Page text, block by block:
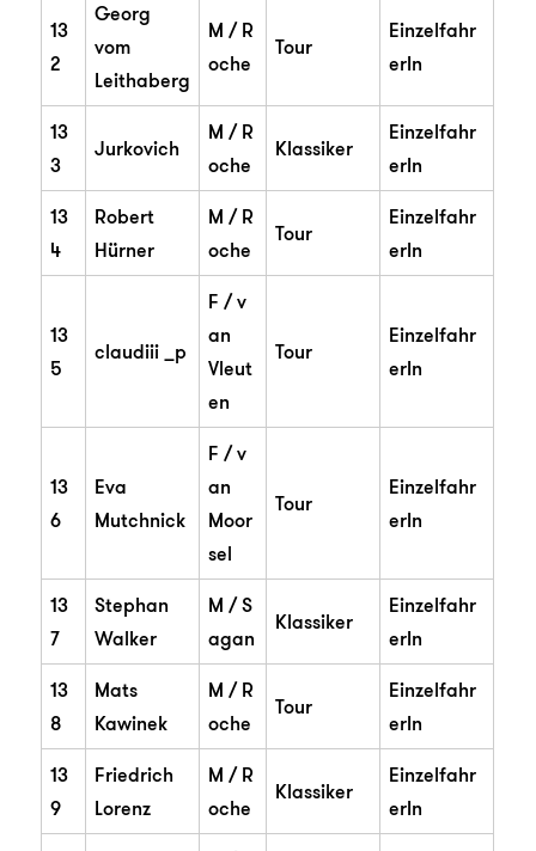
13
2
Georg
vom
Leithaberg
M / R
oche
Tour
Einzelfahr
erIn
13
3
Jurkovich
M / R
oche
Klassiker
Einzelfahr
erIn
13
4
Robert
Hürner
M / R
oche
Tour
Einzelfahr
erIn
13
5
claudiii _p
F / v
an
Vleut
en
Tour
Einzelfahr
erIn
13
6
Eva
Mutchnick
F / v
an
Moor
sel
Tour
Einzelfahr
erIn
13
7
Stephan
Walker
M / S
agan
Klassiker
Einzelfahr
erIn
13
8
Mats
Kawinek
M / R
oche
Tour
Einzelfahr
erIn
13
9
Friedrich
Lorenz
M / R
oche
Klassiker
Einzelfahr
erIn